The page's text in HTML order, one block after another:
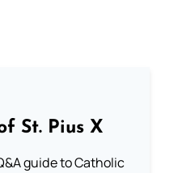
St. Pius X
guide to Catholic